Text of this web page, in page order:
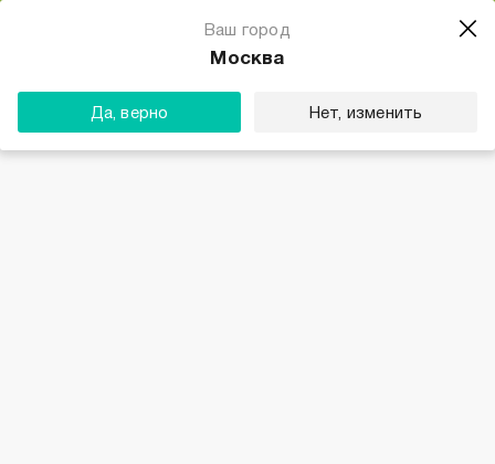
Ваш город
Москва
Да, верно Нет, изменить
Магазин одежды для тебя